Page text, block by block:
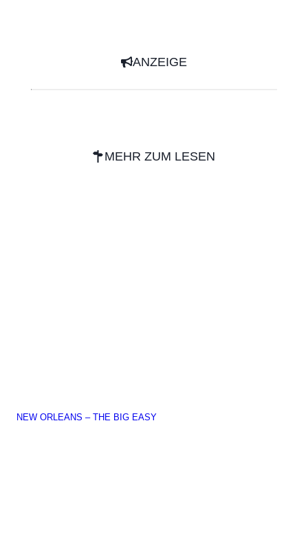
ANZEIGE
MEHR ZUM LESEN
NEW ORLEANS – THE BIG EASY